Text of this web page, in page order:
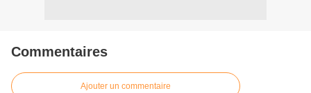
Commentaires
Ajouter un commentaire